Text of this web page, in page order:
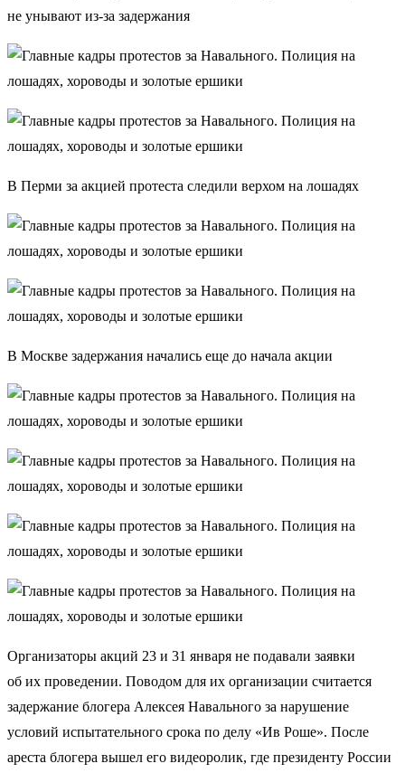
не унывают из-за задержания
В Перми за акцией протеста следили верхом на лошадях
В Москве задержания начались еще до начала акции
Организаторы акций 23 и 31 января не подавали заявки
об их проведении. Поводом для их организации считается
задержание блогера Алексея Навального за нарушение
условий испытательного срока по делу «Ив Роше». После
ареста блогера вышел его видеоролик, где президенту России